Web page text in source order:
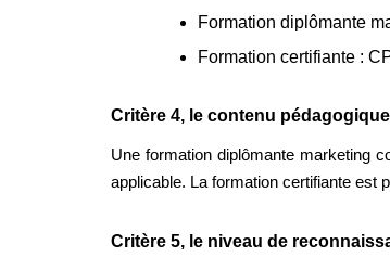
Formation diplômante
Formation certifiante :
Critère 4, le contenu pédagogique
Une formation diplômante marketing
applicable. La formation certifiante est
Critère 5, le niveau de